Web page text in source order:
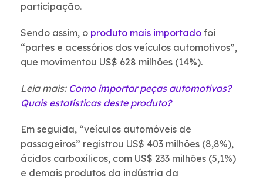
participação.
Sendo assim, o produto mais importado foi
“partes e acessórios dos veículos automotivos”,
que movimentou US$ 628 milhões (14%).
Leia mais: Como importar peças automotivas?
Quais estatísticas deste produto?
Em seguida, “veículos automóveis de
passageiros” registrou US$ 403 milhões (8,8%),
ácidos carboxílicos, com US$ 233 milhões (5,1%)
e demais produtos da indústria da